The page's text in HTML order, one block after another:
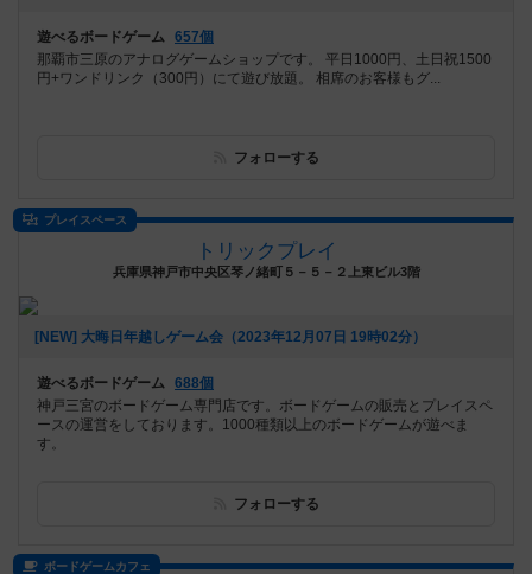
遊べるボードゲーム 657個
那覇市三原のアナログゲームショップです。 平日1000円、土日祝1500
円+ワンドリンク（300円）にて遊び放題。 相席のお客様もグ...
フォローする
プレイスペース
トリックプレイ
兵庫県神戸市中央区琴ノ緒町５－５－２上東ビル3階
[NEW] 大晦日年越しゲーム会（2023年12月07日 19時02分）
遊べるボードゲーム 688個
神戸三宮のボードゲーム専門店です。ボードゲームの販売とプレイスペ
ースの運営をしております。1000種類以上のボードゲームが遊べま
す。
フォローする
ボードゲームカフェ